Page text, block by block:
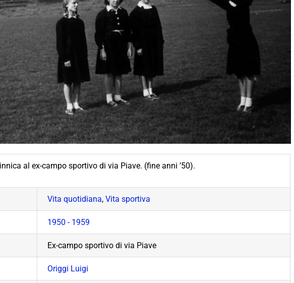
al ex-campo sportivo di via Piave. (fine anni ’50).
Vita quotidiana,Vita sportiva
1950 - 1959
Ex-campo sportivo di via Piave
Origgi Luigi